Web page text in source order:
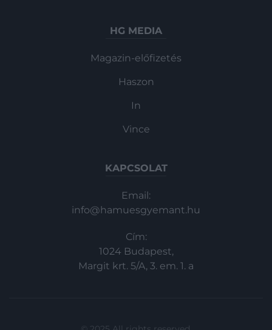
HG MEDIA
Magazin-előfizetés
Haszon
In
Vince
KAPCSOLAT
Email:
info@hamuesgyemant.hu
Cím:
1024 Budapest,
Margit krt. 5/A, 3. em. 1. a